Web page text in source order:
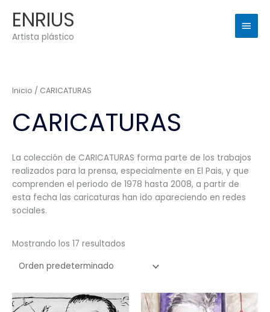
contenido
ENRIUS
Artista plástico
Inicio / CARICATURAS
CARICATURAS
La colección de CARICATURAS forma parte de los trabajos
realizados para la prensa, especialmente en El Pais, y que
comprenden el periodo de 1978 hasta 2008, a partir de
esta fecha las caricaturas han ido apareciendo en redes
sociales.
Mostrando los 17 resultados